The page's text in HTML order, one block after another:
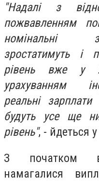
"Надалі з
пожвавленням
номінальні
зростатимуть і
рівень вже у
урахуванням
реальні
будуть усе ще
рівень", - йдеться у
З початком
намагалися